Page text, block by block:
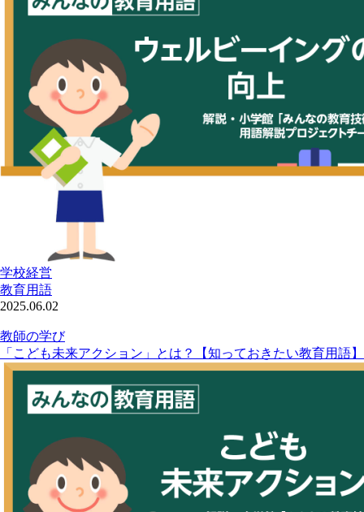
学校経営
教育用語
2025.06.02
教師の学び
「こども未来アクション」とは？【知っておきたい教育用語】